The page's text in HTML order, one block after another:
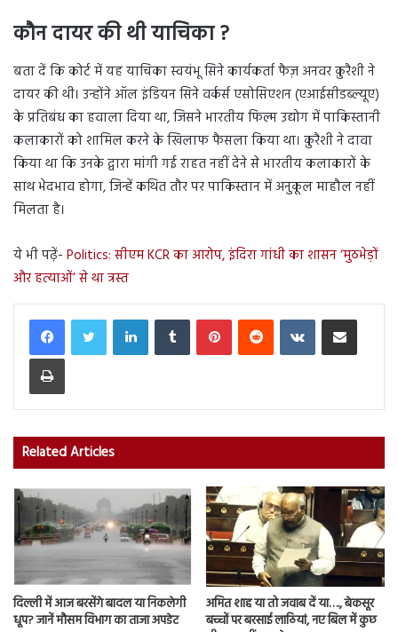
कौन दायर की थी याचिका ?
बता दें कि कोर्ट में यह याचिका स्वयंभू सिने कार्यकर्ता फैज़ अनवर क़ुरैशी ने
दायर की थी। उन्होंने ऑल इंडियन सिने वर्कर्स एसोसिएशन (एआईसीडब्ल्यूए)
के प्रतिबंध का हवाला दिया था, जिसने भारतीय फिल्म उद्योग में पाकिस्तानी
कलाकारों को शामिल करने के खिलाफ फैसला किया था। क़ुरैशी ने दावा
किया था कि उनके द्वारा मांगी गई राहत नहीं देने से भारतीय कलाकारों के
साथ भेदभाव होगा, जिन्हें कथित तौर पर पाकिस्तान में अनुकूल माहौल नहीं
मिलता है।
ये भी पढ़ें- Politics: सीएम KCR का आरोप, इंदिरा गांधी का शासन ‘मुठभेड़ों
और हत्याओं’ से था त्रस्त
LinkedInTumblr PinterestReddit VKontakteShare via Email
Print
Related Articles
दिल्ली में आज बरसेंगे बादल या निकलेगी
धूप? जानें मौसम विभाग का ताजा अपडेट
अमित शाह या तो जवाब दें या…., बेकसूर
बच्चों पर बरसाई लाठियां, नए बिल में कुछ